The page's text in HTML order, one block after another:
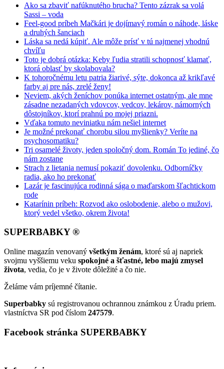
Ako sa zbaviť nafúknutého brucha? Tento zázrak sa volá
Sassi – voda
Feel-good príbeh Mačkári je dojímavý román o náhode, láske
a druhých šanciach
Láska sa nedá kúpiť. Ale môže prísť v tú najmenej vhodnú
chvíľu
Toto je dobrá otázka: Keby ľudia stratili schopnosť klamať,
ktorá oblasť by skolabovala?
K tohoročnému letu patria žiarivé, sýte, dokonca až krikľavé
farby aj pre nás, zrelé ženy!
Neviem, akých ženíchov ponúka internet ostatným, ale mne
zásadne nezadaných vdovcov, vedcov, lekárov, námorných
dôstojníkov, ktorí prahnú po mojej priazni.
Vďaka tomuto neviniatku nám nešiel internet
Je možné prekonať chorobu silou myšlienky? Veríte na
psychosomatiku?
Tri osamelé životy, jeden spoločný dom. Román To jediné, čo
nám zostane
Strach z lietania nemusí pokaziť dovolenku. Odborníčky
radia, ako ho prekonať
Lazár je fascinujúca rodinná sága o maďarskom šľachtickom
rode
Katarínin príbeh: Rozvod ako oslobodenie, alebo o mužovi,
ktorý vedel všetko, okrem života!
SUPERBABKY ®
Online magazín venovaný všetkým ženám, ktoré sú aj napriek
svojmu vyššiemu veku spokojné a šťastné, lebo majú zmysel
života, vedia, čo je v živote dôležité a čo nie.
Želáme vám príjemné čítanie.
Superbabky sú registrovanou ochrannou známkou z Úradu priem.
vlastníctva SR pod číslom 247579.
Facebook stránka SUPERBABKY